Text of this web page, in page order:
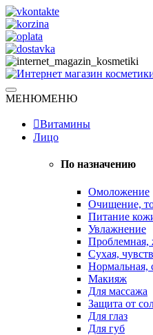
Skip
to
content
Интернет магазин
Натуральная косметика
МЕНЮМЕНЮ
Витамины
Лицо
По назначению
Омоложение
Очищение,
Питание
Увлажнение
Проблемная,
Сухая,
Нормальная,
Макияж
Для массажа
Защита от
Для глаз
Для губ